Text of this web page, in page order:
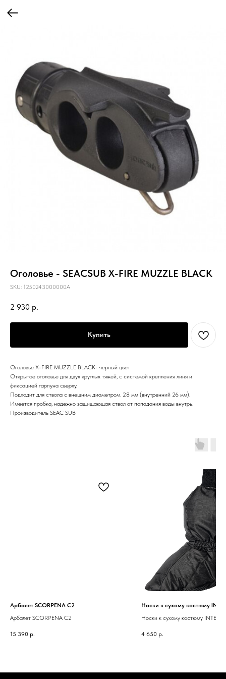
Оголовье - SEACSUB X-FIRE MUZZLE BLACK
SKU: 1250243000000A
2 930 р.
Купить
Оголовье X-FIRE MUZZLE BLACK- черный цвет
Открытое оголовье для двух круглых тяжей, с системой крепления линя и
фиксацией гарпуна сверху.
Подходит для ствола с внешним диаметром. 28 мм (внутренний 26 мм).
Имеется пробка, надежно защищающая ствол от попадания воды внутрь.
Производитель SEAC SUB
Арбалет SCORPENA C2
Арбалет SCORPENA C2
15 390 р.
Носки к сухому костюму
Носки к сухому костюму INTEK
4 650 р.